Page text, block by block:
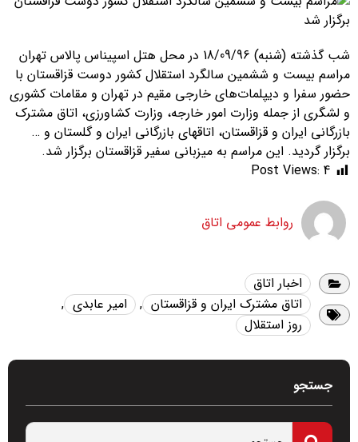
شب گذشته (شنبه) 18/09/96 در محل هتل اسپیناس پالاس تهران
مراسم بیست و ششمین سالگرد استقلال کشور دوست قزاقستان با
حضور سفرا و دیپلمات‌های خارجی مقیم در تهران و مقامات کشوری
و لشگری از جمله وزارت امور خارجه، وزارت کشاورزی، اتاق مشترک
بازرگانی ایران و قزاقستان، اتاقهای بازرگانی ایران و گلستان و …
برگزار گردید. این مراسم به میزبانی سفیر قزاقستان برگزار شد.
Post Views: 4
روابط عمومی اتاق
اخبار اتاق
اتاق مشترک ایران و قزاقستان , امیر عابدی ,
روز استقلال
جستجو